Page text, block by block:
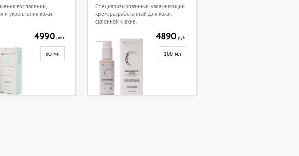
воспалений,
и укрепления кожи.
4990 руб.
30 мл
Специализированный увлажняющий
крем, разработанный для кожи,
склонной к акне.
4890 руб.
100 мл